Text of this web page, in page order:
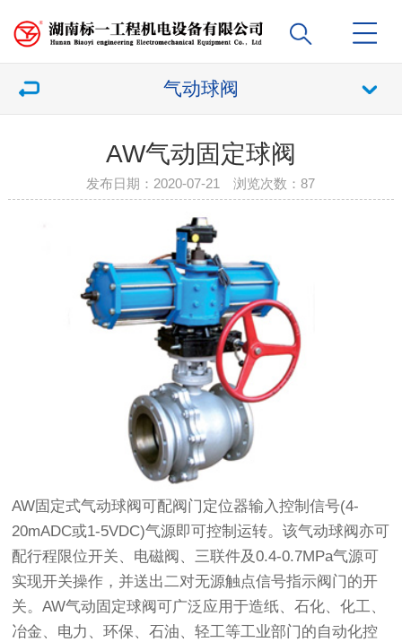
气动球阀
AW气动固定球阀
发布日期：2020-07-21 浏览次数：87
AW固定式气动球阀可配阀门定位器输入控制信号(4-
20mADC或1-5VDC)气源即可控制运转。该气动球阀亦可
配行程限位开关、电磁阀、三联件及0.4-0.7MPa气源可
实现开关操作，并送出二对无源触点信号指示阀门的开
关。AW气动固定球阀可广泛应用于造纸、石化、化工、
冶金、电力、环保、石油、轻工等工业部门的自动化控